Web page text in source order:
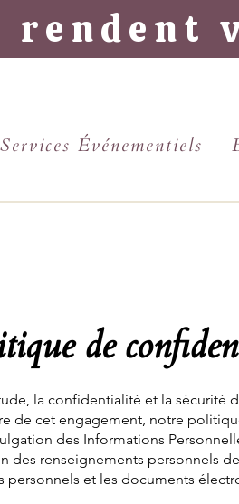
rendent
Services Événementiels
de
la confidentialité et la sécurité
de cet engagement, notre
des Informations
des renseignements personnels
et les documents